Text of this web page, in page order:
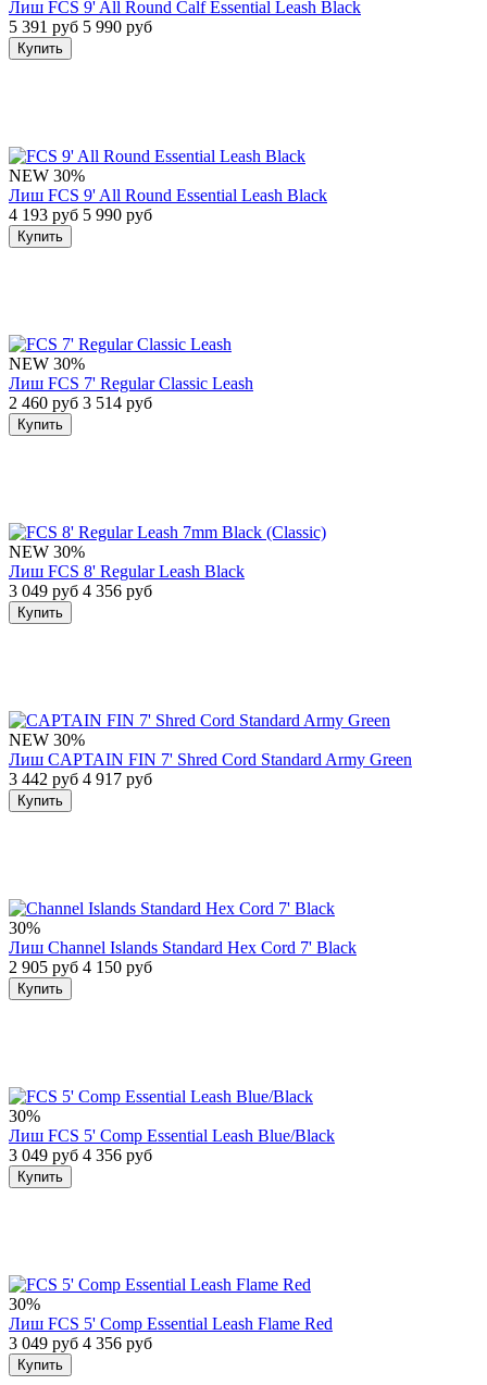
Лиш FCS 9' All Round Calf Essential Leash Black
5 391 руб 5 990 руб
Купить
NEW 30%
Лиш FCS 9' All Round Essential Leash Black
4 193 руб 5 990 руб
Купить
NEW 30%
Лиш FCS 7' Regular Classic Leash
2 460 руб 3 514 руб
Купить
NEW 30%
Лиш FCS 8' Regular Leash Black
3 049 руб 4 356 руб
Купить
NEW 30%
Лиш CAPTAIN FIN 7' Shred Cord Standard Army Green
3 442 руб 4 917 руб
Купить
30%
Лиш Channel Islands Standard Hex Cord 7' Black
2 905 руб 4 150 руб
Купить
30%
Лиш FCS 5' Comp Essential Leash Blue/Black
3 049 руб 4 356 руб
Купить
30%
Лиш FCS 5' Comp Essential Leash Flame Red
3 049 руб 4 356 руб
Купить